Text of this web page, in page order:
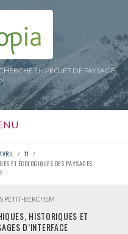
EN PROJET DE PAYSAGE
11
ET ÉCOLOGIQUES DES PAYSAGES
PETIT-BERCHEM
HISTORIQUES ET
D’INTERFACE